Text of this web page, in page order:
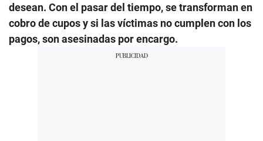
desean. Con el pasar del tiempo, se transforman en
cobro de cupos y si las víctimas no cumplen con los
pagos, son asesinadas por encargo.